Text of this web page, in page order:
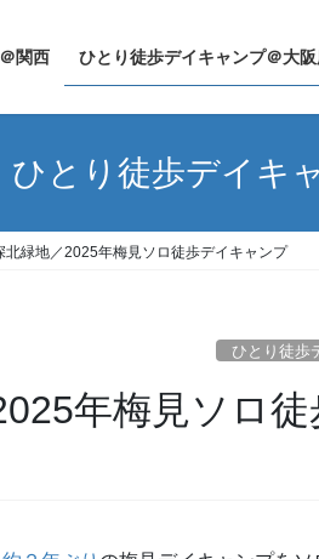
関西 ひとり徒歩デイキャンプ＠大
ひとり徒歩デイキ
北緑地／2025年梅見ソロ徒歩デイキャンプ
ひとり徒歩
年梅見ソロ徒